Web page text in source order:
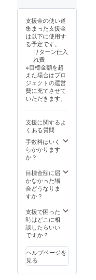
Jianhui
Co.,
Ltd. ※こ
の商品
はOEM
です。
要につ
いて 商
品サイ
ズ
10.5cm
材 弾性
バンド
+ スポ
ンジ +
プレー
に工数
してお
り出荷
連絡は
致しま
せん。
告をご
覧くだ
さい本
商品の
メー
カー情
国 -中国
Donggu
an
Jianhui
Shoes
Ltd. ※こ
の商品
はOEM
です。
要につ
いて 商
品サイ
ズ
× 3.5cm
20g 素
材 弾性
バンド
支援金の使い道
集まった支援金
は以下に使用す
る予定です。
リターン仕入
れ費
※目標金額を超
えた場合はプロ
ジェクトの運営
費に充てさせて
いただきます。
支援に関するよ
くある質問
手数料はいく
らかかります
か？
目標金額に届
かなかった場
合どうなりま
すか？
支援で困った
時はどこに相
談したらいい
ですか？
ヘルプページを
見る